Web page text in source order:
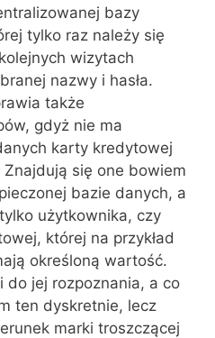
bazy
tylko raz należy się
wizytach
nazwy i hasła.
także
gdyż nie ma
karty kredytowej
się one bowiem
bazie danych, a
użytkownika, czy
której na przykład
określoną wartość.
do jej rozpoznania, a co
ten dyskretnie, lecz
marki troszczącej